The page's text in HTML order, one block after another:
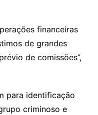
financeiras
de grandes
de comissões”,
para identificação
criminoso e